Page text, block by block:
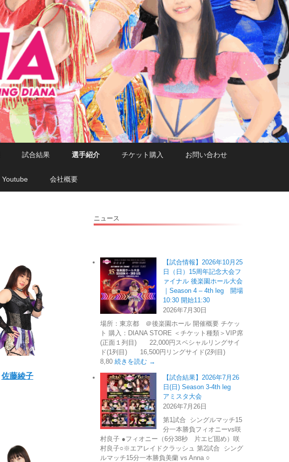
試合結果 選手紹介 チケット購入 お問い合わせ
Youtube 会社概要
佐藤綾子
ニュース
【試合情報】2026年10月25
日（日）15周年記念大会フ
ァイナル 後楽園ホール大会
｜Season 4 – 4th leg 開場
10:30 開始11:30
2026年7月30日
場所：東京都 ＠後楽園ホール 開催概要 チケッ
ト 購入：DIANA STORE ＜チケット種類＞VIP席
(正面１列目) 22,000円スペシャルリングサイ
ド(1列目) 16,500円リングサイド(2列目)
8,80 続きを読む →
【試合結果】2026年7月26
日(日) Season 3-4th leg
アミスタ大会
2026年7月26日
第1試合 シングルマッチ15
分一本勝負フィオニーvs咲
村良子 ●フィオニー（6分38秒 片エビ固め）咲
村良子○※エアレイドクラッシュ 第2試合 シング
ルマッチ15分一本勝負美蘭 vs Anna ○